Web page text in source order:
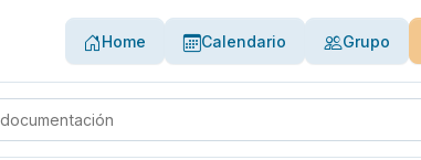
Home Calendario Grupo
de ayuda